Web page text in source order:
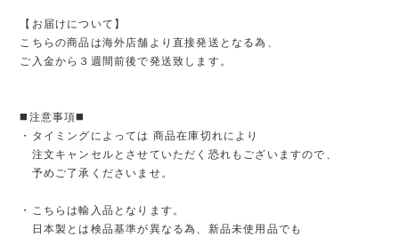
【お届けについて】
こちらの商品は海外店舗より直接発送となる為、
ご入金から３週間前後で発送致します。
◼️注意事項◼️
・タイミングによっては 商品在庫切れにより
注文キャンセルとさせていただく恐れもございますので、
予めご了承くださいませ。
・こちらは輸入品となります。
日本製とは検品基準が異なる為、新品未使用品でも